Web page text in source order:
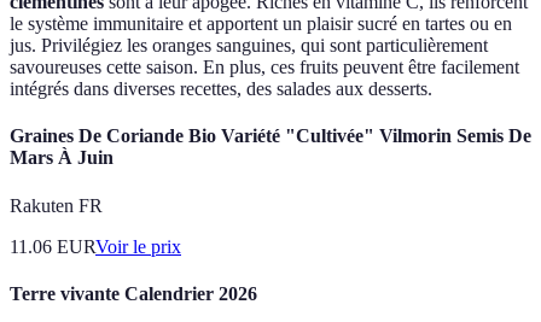
le système immunitaire et apportent un plaisir sucré en tartes ou en
jus. Privilégiez les oranges sanguines, qui sont particulièrement
savoureuses cette saison. En plus, ces fruits peuvent être facilement
intégrés dans diverses recettes, des salades aux desserts.
Graines De Coriande Bio Variété "Cultivée" Vilmorin Semis De
Mars À Juin
Rakuten FR
11.06 EURVoir le prix
Terre vivante Calendrier 2026